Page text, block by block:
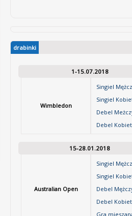
drabinki
1-15.07.2018
Wimbledon
Singiel
Singiel
Debel
Debel Kobiet
15-28.01.2018
Australian Open
Singiel
Singiel
Debel
Debel Kobiet
Gra